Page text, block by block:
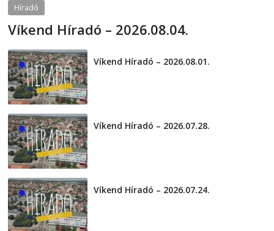
Híradó
Víkend Híradó – 2026.08.04.
Víkend Híradó – 2026.08.01.
Víkend Híradó – 2026.07.28.
Víkend Híradó – 2026.07.24.